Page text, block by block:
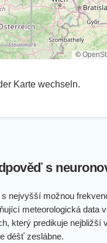
©
Karte wechseln.
s
nejvyšší možnou
meteorologická data
který predikuje nejbližší
déšť zeslábne.